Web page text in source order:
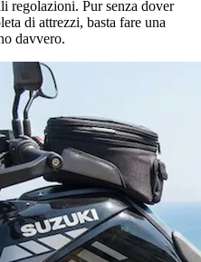
regolazioni. Pur senza dover
di attrezzi, basta fare una
davvero.